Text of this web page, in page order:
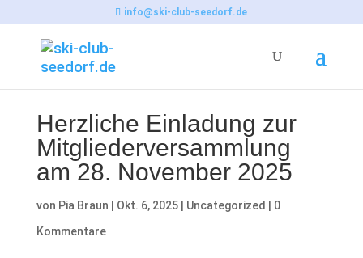
info@ski-club-seedorf.de
Herzliche Einladung zur
Mitgliederversammlung
am 28. November 2025
von Pia Braun Okt. 6, 2025| Uncategorized
0
Kommentare